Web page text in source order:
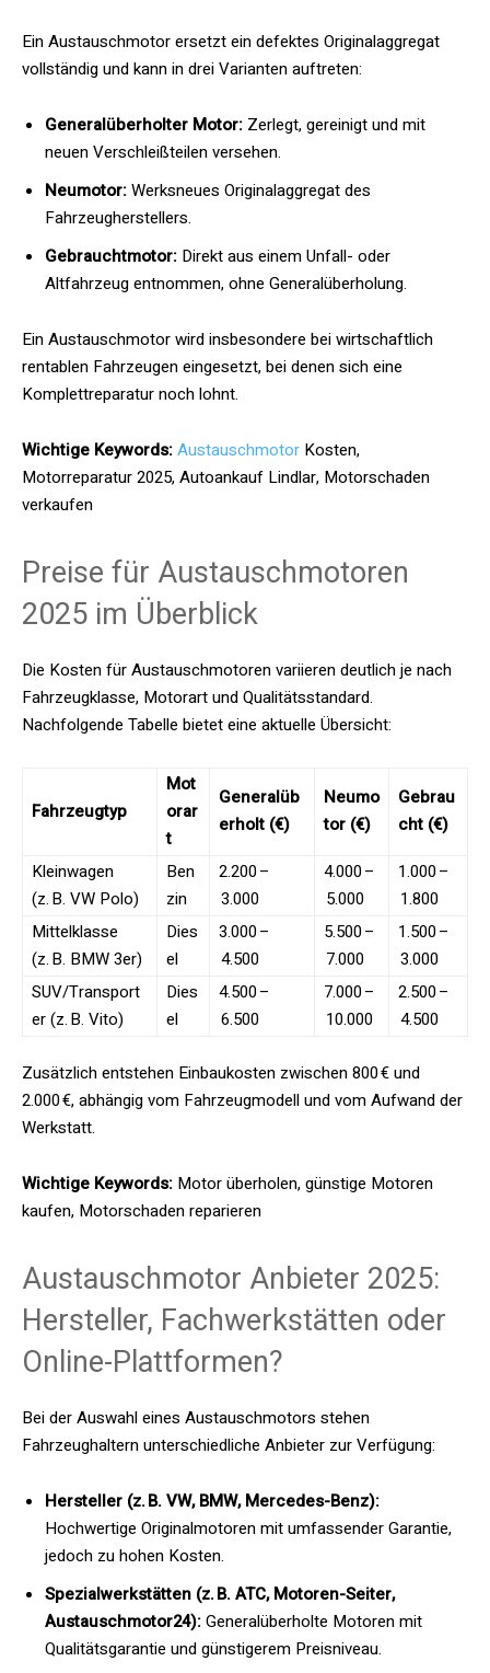
Ein Austauschmotor ersetzt ein defektes Originalaggregat
vollständig und kann in drei Varianten auftreten:
Generalüberholter Motor: Zerlegt, gereinigt und mit
neuen Verschleißteilen versehen.
Neumotor:Werksneues Originalaggregat des
Fahrzeugherstellers.
Gebrauchtmotor: Direkt aus einem Unfall- oder
Altfahrzeug entnommen, ohne Generalüberholung.
Ein Austauschmotor wird insbesondere bei wirtschaftlich
rentablen Fahrzeugen eingesetzt, bei denen sich eine
Komplettreparatur noch lohnt.
Wichtige Keywords:Austauschmotor Kosten,
Motorreparatur 2025, Autoankauf Lindlar, Motorschaden
verkaufen
Preise für Austauschmotoren
2025 im Überblick
Die Kosten für Austauschmotoren variieren deutlich je nach
Fahrzeugklasse, Motorart und Qualitätsstandard.
Nachfolgende Tabelle bietet eine aktuelle Übersicht:
Fahrzeugtyp
Mot
orar
t
Generalüb
erholt (€)
Neumo
tor (€)
Gebrau
cht (€)
Kleinwagen
(z. B. VW Polo)
Ben
zin
2.200 –
3.000
4.000 –
5.000
1.000 –
1.800
Mittelklasse
(z. B. BMW 3er)
Dies
el
3.000 –
4.500
5.500 –
7.000
1.500 –
3.000
SUV/Transport
er (z. B. Vito)
Dies
el
4.500 –
6.500
7.000 –
10.000
2.500 –
4.500
Zusätzlich entstehen Einbaukosten zwischen 800 € und
2.000 €, abhängig vom Fahrzeugmodell und vom Aufwand der
Werkstatt.
Wichtige Keywords: Motor überholen, günstige Motoren
kaufen, Motorschaden reparieren
Austauschmotor Anbieter 2025:
Hersteller, Fachwerkstätten oder
Online-Plattformen?
Bei der Auswahl eines Austauschmotors stehen
Fahrzeughaltern unterschiedliche Anbieter zur Verfügung:
Hersteller (z. B. VW, BMW, Mercedes-Benz):
Hochwertige Originalmotoren mit umfassender Garantie,
jedoch zu hohen Kosten.
Spezialwerkstätten (z. B. ATC, Motoren-Seiter,
Austauschmotor24):Generalüberholte Motoren mit
Qualitätsgarantie und günstigerem Preisniveau.